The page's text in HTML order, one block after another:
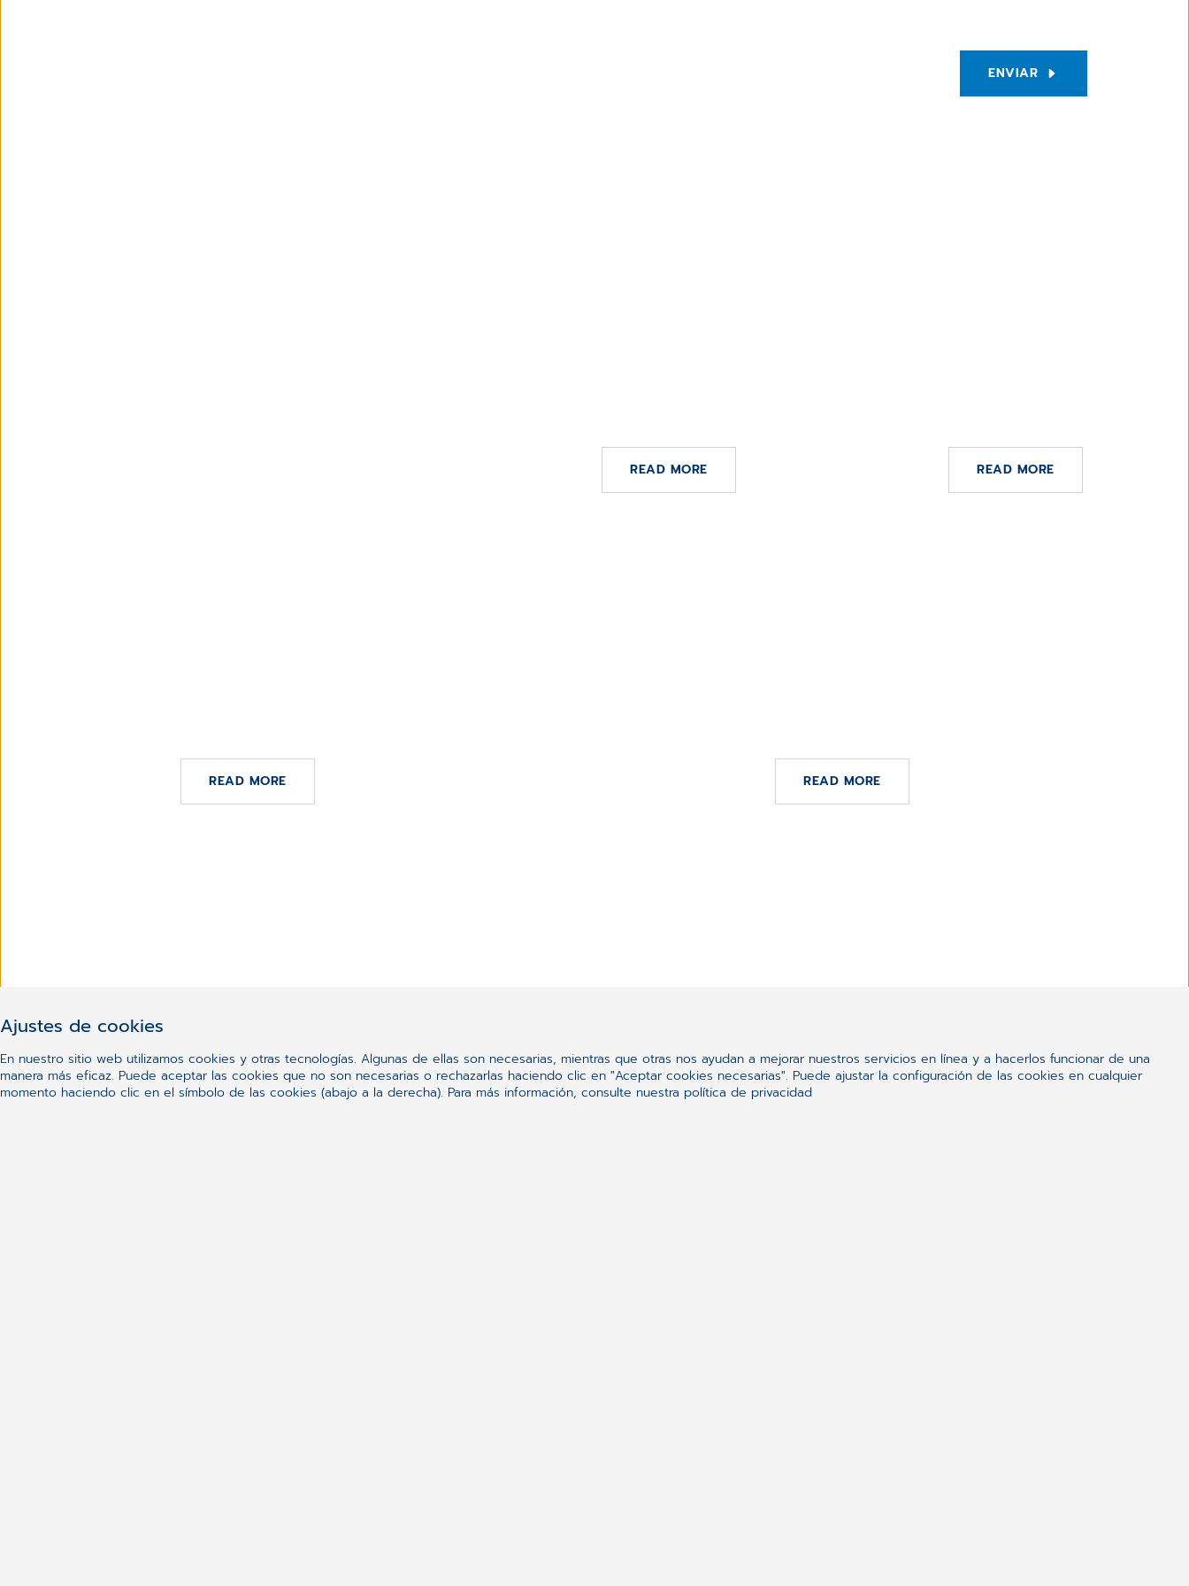
ENVIAR
READ MORE
READ MORE READ MORE
READ MORE
Ajustes de cookies
En nuestro sitio web utilizamos cookies y otras tecnologías. Algunas de ellas son necesarias, mientras que otras nos ayudan a mejorar nuestros servicios en línea y a hacerlos funcionar de una
manera más eficaz. Puede aceptar las cookies que no son necesarias o rechazarlas haciendo clic en "Aceptar cookies necesarias". Puede ajustar la configuración de las cookies en cualquier
momento haciendo clic en el símbolo de las cookies (abajo a la derecha). Para más información, consulte nuestra política de privacidad